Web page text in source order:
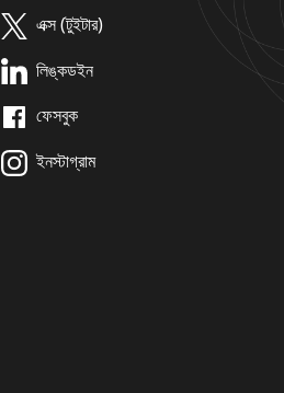
এক্স (টুইটার)
লিঙ্কডইন
ফেসবুক
ইনস্টাগ্রাম